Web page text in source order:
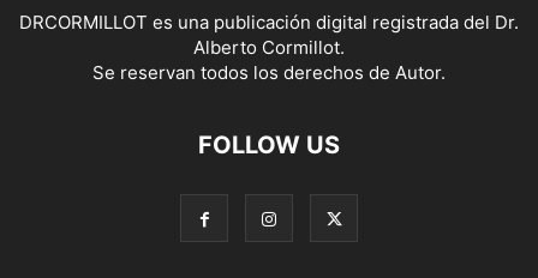
DRCORMILLOT es una publicación digital registrada del Dr.
Alberto Cormillot.
Se reservan todos los derechos de Autor.
FOLLOW US